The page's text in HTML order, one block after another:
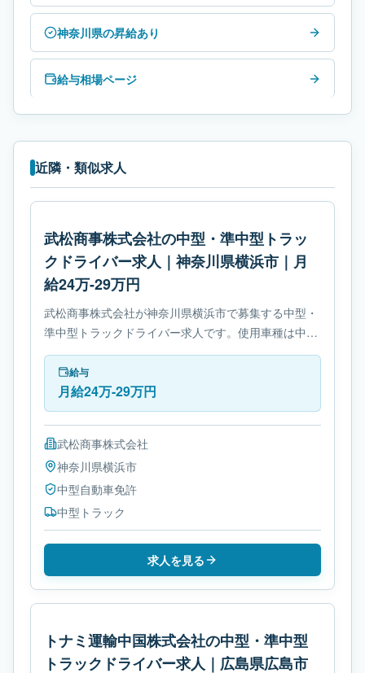
神奈川県の昇給あり
給与相場ページ
近隣・類似求人
武松商事株式会社の中型・準中型トラッ
クドライバー求人｜神奈川県横浜市｜月
給24万-29万円
武松商事株式会社が神奈川県横浜市で募集する中型・
準中型トラックドライバー求人です。使用車種は中型
トラックです。勤務時間は- 変形労働時間制です。必
要免許は中型自動車免許です。
給与
月給24万-29万円
武松商事株式会社
神奈川県横浜市
中型自動車免許
中型トラック
求人を見る
トナミ運輸中国株式会社の中型・準中型
トラックドライバー求人｜広島県広島市